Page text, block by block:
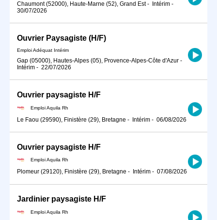
Chaumont (52000), Haute-Marne (52), Grand Est- Intérim -
30/07/2026
Ouvrier Paysagiste (H/F)
Emploi Adéquat Intérim
Gap (05000), Hautes-Alpes (05), Provence-Alpes-Côte d'Azur -
Intérim - 22/07/2026
Ouvrier paysagiste H/F
Emploi Aquila Rh
Le Faou (29590), Finistère (29), Bretagne - Intérim - 06/08/2026
Ouvrier paysagiste H/F
Emploi Aquila Rh
Plomeur (29120), Finistère (29), Bretagne - Intérim - 07/08/2026
Jardinier paysagiste H/F
Emploi Aquila Rh